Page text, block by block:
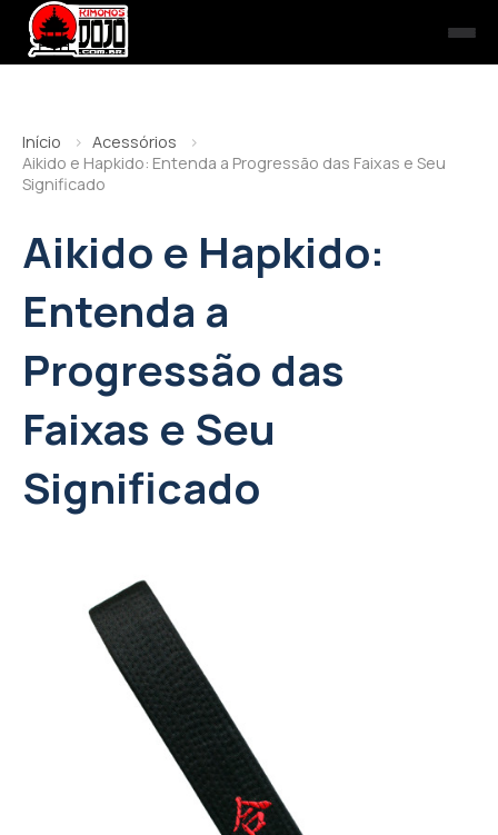
Início
Acessórios
Aikido e Hapkido: Entenda a Progressão das Faixas e Seu
Significado
Aikido e Hapkido:
Entenda a
Progressão das
Faixas e Seu
Significado